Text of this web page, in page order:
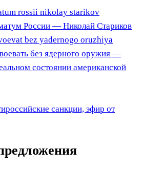
России — Николай Стариков
без ядерного оружия —
состоянии американской
санкции, эфир от